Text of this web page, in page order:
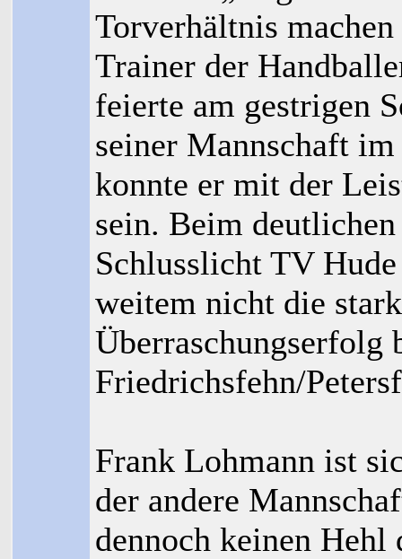
Torverhältnis
Trainer der
feierte am gestrigen
seiner Mannschaft
konnte er mit der
sein. Beim
Schlusslicht TV
weitem nicht die
Überraschungserfolg
Friedrichsfehn/
Frank Lohmann ist
der andere
dennoch keinen Hehl